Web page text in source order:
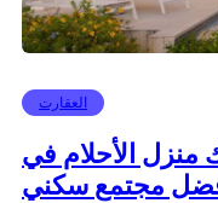
العقارت
منزل الأحلام في
مجتمع سكني